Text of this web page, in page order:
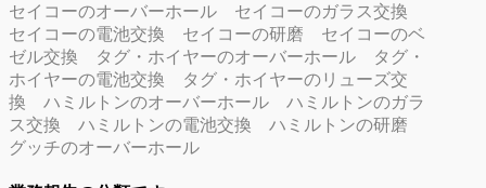
セイコーのオーバーホール
セイコーのガラス交換
セイコーの電池交換
セイコーの研磨
セイコーのベ
ゼル交換
タグ・ホイヤーのオーバーホール
タグ・
ホイヤーの電池交換
タグ・ホイヤーのリューズ交
換
ハミルトンのオーバーホール
ハミルトンのガラ
ス交換
ハミルトンの電池交換
ハミルトンの研磨
グッチのオーバーホール